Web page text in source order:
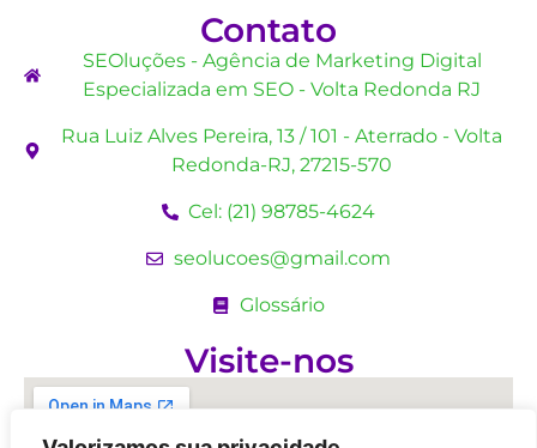
Contato
SEOluções - Agência de Marketing Digital
Especializada em SEO - Volta Redonda RJ
Rua Luiz Alves Pereira, 13 / 101 - Aterrado - Volta
Redonda-RJ, 27215-570
Cel: (21) 98785-4624
seolucoes@gmail.com
Glossário
Visite-nos